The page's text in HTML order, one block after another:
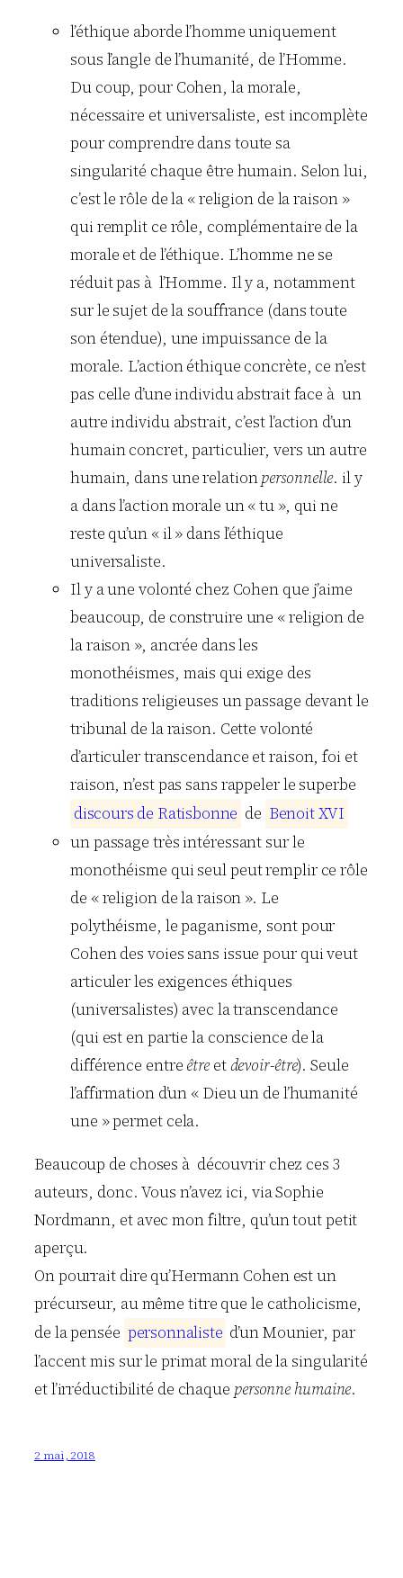
l’éthique aborde l’homme uniquement
sous l’angle de l’humanité, de l’Homme.
Du coup, pour Cohen, la morale,
nécessaire et universaliste, est incomplète
pour comprendre dans toute sa
singularité chaque être humain. Selon lui,
c’est le rôle de la « religion de la raison »
qui remplit ce rôle, complémentaire de la
morale et de l’éthique. L’homme ne se
réduit pas à l’Homme. Il y a, notamment
sur le sujet de la souffrance (dans toute
son étendue), une impuissance de la
morale. L’action éthique concrète, ce n’est
pas celle d’une individu abstrait face à un
autre individu abstrait, c’est l’action d’un
humain concret, particulier, vers un autre
humain, dans une relationpersonnelle. il y
a dans l’action morale un « tu », qui ne
reste qu’un « il » dans l’éthique
universaliste.
Il y a une volonté chez Cohen que j’aime
beaucoup, de construire une « religion de
la raison », ancrée dans les
monothéismes, mais qui exige des
traditions religieuses un passage devant le
tribunal de la raison. Cette volonté
d’articuler transcendance et raison, foi et
raison, n’est pas sans rappeler le superbe
discours de Ratisbonne de BenoitXVI
un passage très intéressant sur le
monothéisme qui seul peut remplir ce rôle
de « religion de la raison ». Le
polythéisme, le paganisme, sont pour
Cohen des voies sans issue pour qui veut
articuler les exigences éthiques
(universalistes) avec la transcendance
(qui est en partie la conscience de la
différence entre êtreetdevoir-être). Seule
l’affirmation d’un « Dieu un de l’humanité
une » permet cela.
Beaucoup de choses à découvrir chez ces 3
auteurs, donc. Vous n’avez ici, via Sophie
Nordmann, et avec mon filtre, qu’un tout petit
aperçu.
On pourrait dire qu’Hermann Cohen est un
précurseur, au même titre que le catholicisme,
de la pensée personnaliste d’un Mounier, par
l’accent mis sur le primat moral de la singularité
et l’irréductibilité de chaque personne humaine.
2 mai, 2018